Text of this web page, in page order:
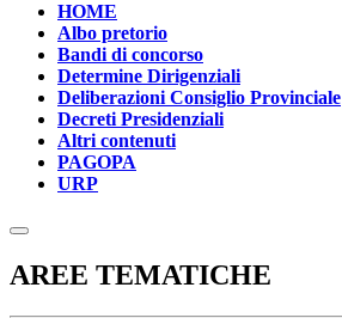
HOME
Albo pretorio
Bandi di concorso
Determine Dirigenziali
Deliberazioni Consiglio Provinciale
Decreti Presidenziali
Altri contenuti
PAGOPA
URP
AREE TEMATICHE